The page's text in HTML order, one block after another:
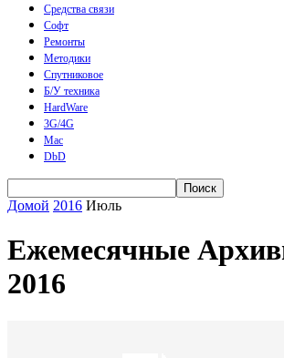
Средства связи
Софт
Ремонты
Методики
Спутниковое
Б/У техника
HardWare
3G/4G
Mac
DbD
Домой 2016 Июль
Ежемесячные
2016